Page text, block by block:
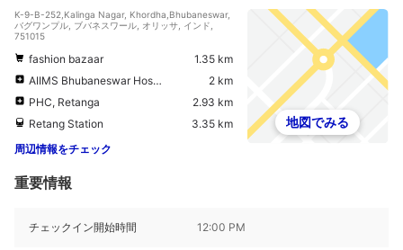
K-9-B-252,Kalinga Nagar, Khordha,Bhubaneswar,
バグワンプル, ブバネスワール, オリッサ, インド,
751015
fashion bazaar
1.35 km
AIIMS Bhubaneswar Hospital
2 km
PHC, Retanga
2.93 km
Retang Station
3.35 km
周辺情報をチェック
地図でみる
重要情報
チェックイン開始時間 12:00 PM